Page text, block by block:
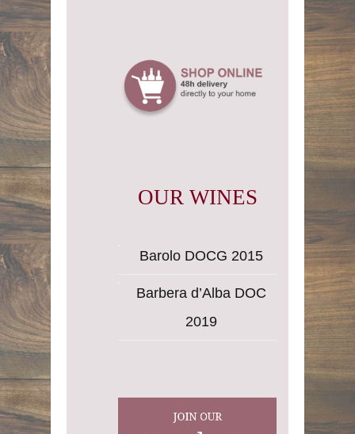
OUR WINES
Barolo DOCG 2015
Barbera d’Alba DOC
2019